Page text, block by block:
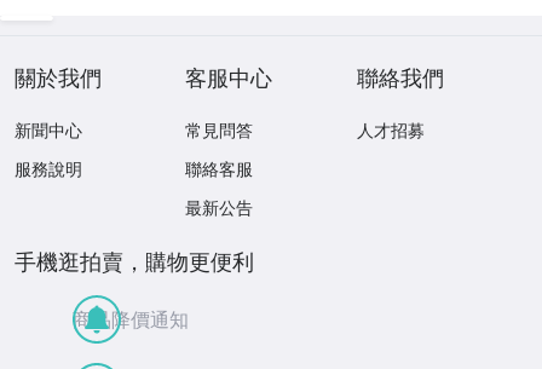
關於我們
新聞中心
服務說明
客服中心
常見問答
聯絡客服
最新公告
聯絡我們
人才招募
手機逛拍賣，購物更便利
商品降價通知